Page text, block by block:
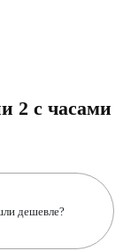
2 с часами
дешевле?